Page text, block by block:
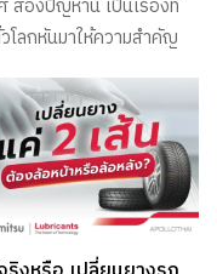
สองปัญหานี้ เป็นเรื่องที่
โลกหันมาให้ความสำคัญ